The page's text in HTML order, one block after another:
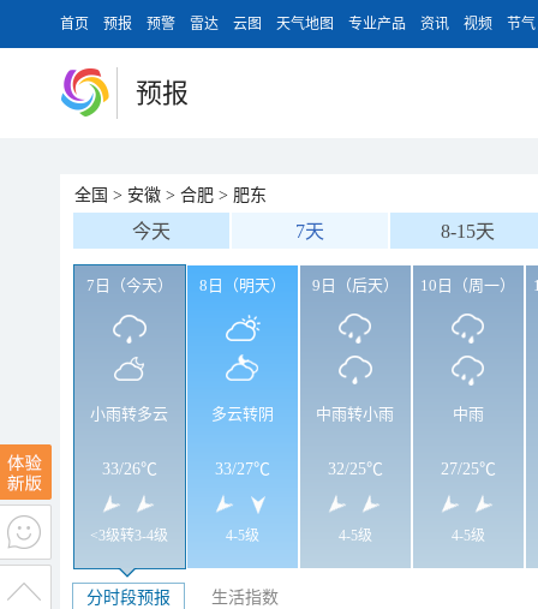
首页 预报 预警 雷达 云图 天气地图 专业产品 资讯 视频 节气
预报
全国 > 安徽 > 合肥 > 肥东
今天 7天 8-15天
7日（今天）
小雨转多云
33/26℃
<3级转3-4级
8日（明天）
多云转阴
33/27℃
4-5级
9日（后天）
中雨转小雨
32/25℃
4-5级
10日（周一）
中雨
27/25℃
4-5级
分时段预报 生活指数